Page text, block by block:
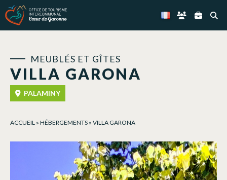
VILLA GARONA
MEUBLÉS ET GÎTES
PALAMINY
ACCUEIL » HÉBERGEMENTS » VILLA GARONA
Panneau de gestion des cookies